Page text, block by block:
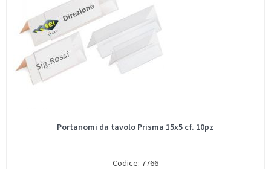
Portanomi da tavolo Prisma 15x5 cf. 10pz
Codice: 7766